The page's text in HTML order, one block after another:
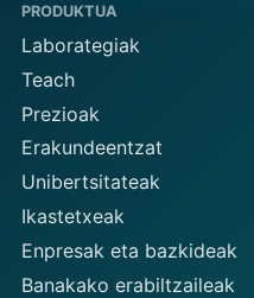
PRODUKTUA
Laborategiak
Teach
Prezioak
Erakundeentzat
Unibertsitateak
Ikastetxeak
Enpresak eta bazkideak
Banakako erabiltzaileak